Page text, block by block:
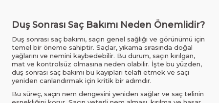
Duş Sonrası Saç Bakımı Neden Önemlidir?
Duş sonrası saç bakımı, saçın genel sağlığı ve görünümü için
temel bir öneme sahiptir. Saçlar, yıkama sırasında doğal
yağlarını ve nemini kaybedebilir. Bu durum, saçın kırılgan,
mat ve kontrolsüz olmasına neden olabilir. İşte bu yüzden,
duş sonrası saç bakımı bu kayıpları telafi etmek ve saçı
yeniden canlandırmak için kritik bir adımdır.
Bu süreç, saçın nem dengesini yeniden sağlar ve saç telinin